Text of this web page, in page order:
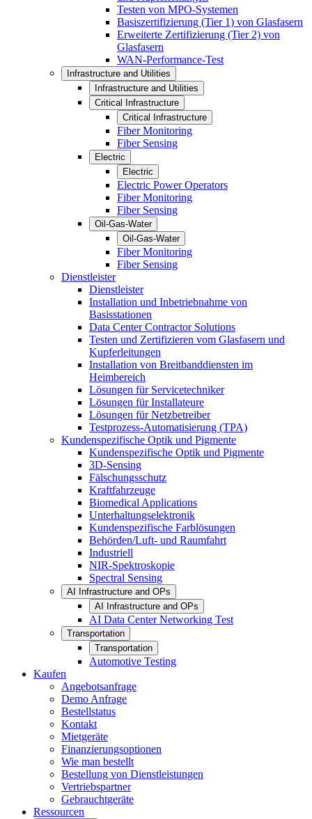
Testen von MPO-Systemen
Basiszertifizierung (Tier 1) von Glasfasern
Erweiterte Zertifizierung (Tier 2) von
Glasfasern
WAN-Performance-Test
Infrastructure and Utilities
Infrastructure and Utilities
Critical Infrastructure
Critical Infrastructure
Fiber Monitoring
Fiber Sensing
Electric
Electric
Electric Power Operators
Fiber Monitoring
Fiber Sensing
Oil-Gas-Water
Oil-Gas-Water
Fiber Monitoring
Fiber Sensing
Dienstleister
Dienstleister
Installation und Inbetriebnahme von
Basisstationen
Data Center Contractor Solutions
Testen und Zertifizieren vom Glasfasern und
Kupferleitungen
Installation von Breitbanddiensten im
Heimbereich
Lösungen für Servicetechniker
Lösungen für Installateure
Lösungen für Netzbetreiber
Testprozess-Automatisierung (TPA)
Kundenspezifische Optik und Pigmente
Kundenspezifische Optik und Pigmente
3D-Sensing
Fälschungsschutz
Kraftfahrzeuge
Biomedical Applications
Unterhaltungselektronik
Kundenspezifische Farblösungen
Behörden/Luft- und Raumfahrt
Industriell
NIR-Spektroskopie
Spectral Sensing
AI Infrastructure and OPs
AI Infrastructure and OPs
AI Data Center Networking Test
Transportation
Transportation
Automotive Testing
Kaufen
Angebotsanfrage
Demo Anfrage
Bestellstatus
Kontakt
Mietgeräte
Finanzierungsoptionen
Wie man bestellt
Bestellung von Dienstleistungen
Vertriebspartner
Gebrauchtgeräte
Ressourcen